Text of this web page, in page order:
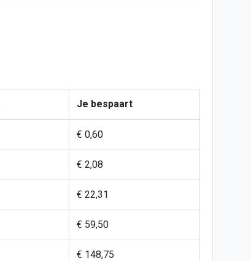
Je bespaart
€ 0,60
€ 2,08
€ 22,31
€ 59,50
€ 148,75